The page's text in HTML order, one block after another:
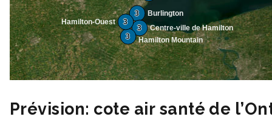
Burlington
3
Centre-ville de Hamilton
3
Hamilton Mountain
3
Hamilton-Ouest 3
Prévision: cote air santé de